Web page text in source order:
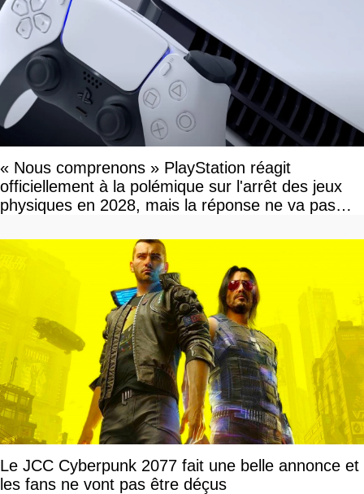
« Nous comprenons » PlayStation réagit
officiellement à la polémique sur l'arrêt des jeux
physiques en 2028, mais la réponse ne va pas
Le JCC Cyberpunk 2077 fait une belle annonce et
les fans ne vont pas être déçus